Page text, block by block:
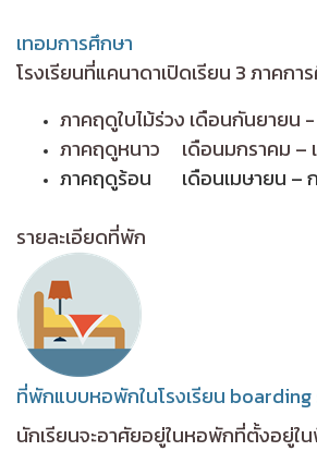
เทอมการศึกษา
โรงเรียนที่แคนาดาเปิดเรียน 3 ภาคกา
ภาคฤดูใบไม้ร่วง เดือนกันยายน
ภาคฤดูหนาว เดือนมกราคม –
ภาคฤดูร้อน เดือนเมษายน –
รายละเอียดที่พัก
ที่พักแบบหอพักในโรงเรียน
นักเรียนจะอาศัยอยู่ในหอพักที่ตั้งอยู่ใน